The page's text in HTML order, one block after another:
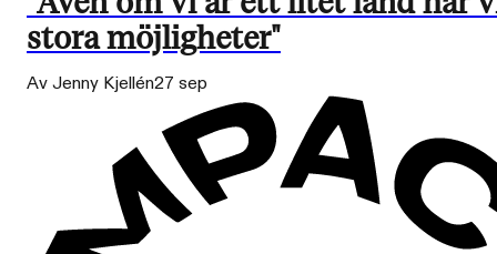
stora möjligheter"
Av Jenny Kjellén27 sep